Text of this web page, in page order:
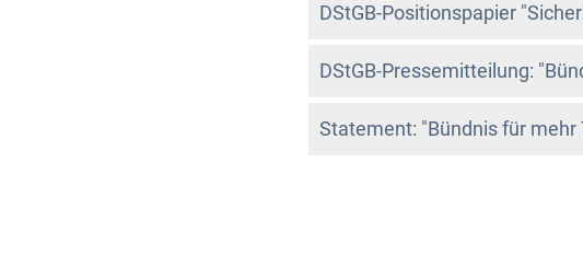
DStGB-Positionspapier
DStGB-Pressemitteilung:
Statement: "Bündnis für mehr